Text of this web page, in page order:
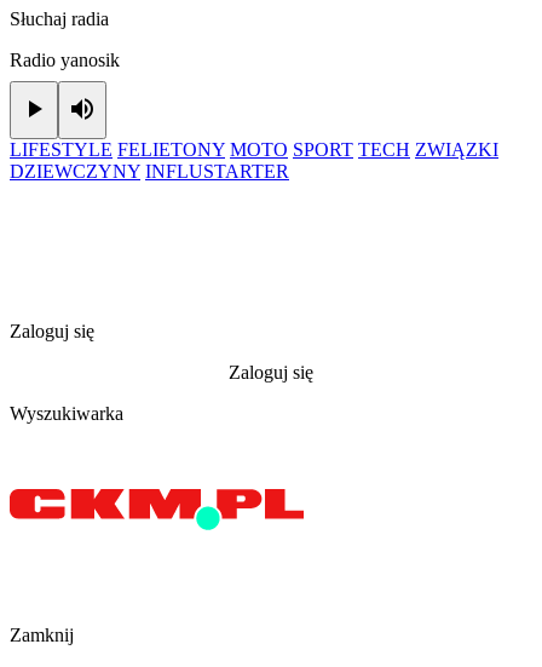
Słuchaj radia
Radio yanosik
Play
LIFESTYLE FELIETONY MOTO SPORT TECH ZWIĄZKI
DZIEWCZYNY INFLUSTARTER
Zaloguj się
Zaloguj się
Wyszukiwarka
Zamknij